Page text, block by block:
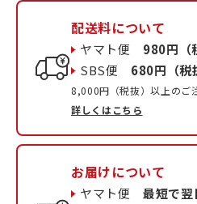
配送料について
ヤマト便 980円（
SBS便 680円（税
8,000円（税抜）以上のご
詳しくはこちら
お届けについて
ヤマト便最短で翌